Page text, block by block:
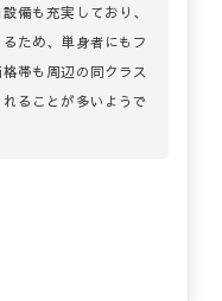
備も充実しており、
ため、単身者にもフ
帯も周辺の同クラス
ることが多いようで